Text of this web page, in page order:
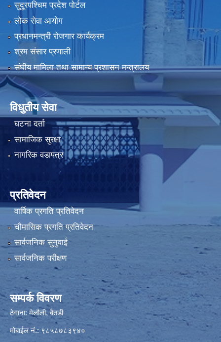
सुदूरपश्चिम प्रदेश पोर्टल
लोक सेवा आयोग
प्रधानमन्त्री रोजगार कार्यक्रम
श्रम संसार प्रणाली
संघीय मामिला तथा सामान्य प्रशासन मन्त्रालय
विधुतीय सेवा
घटना दर्ता
सामाजिक सुरक्षा
नागरिक वडापत्र
प्रतिवेदन
वार्षिक प्रगति प्रतिवेदन
चौमासिक प्रगति प्रतिवेदन
सार्वजनिक सुनुवाई
सार्वजनिक परीक्षण
सम्पर्क विवरण
ठेगाना: मेलौली, बैतडी
मोबाईल नं.: ९८५८७८३९४०